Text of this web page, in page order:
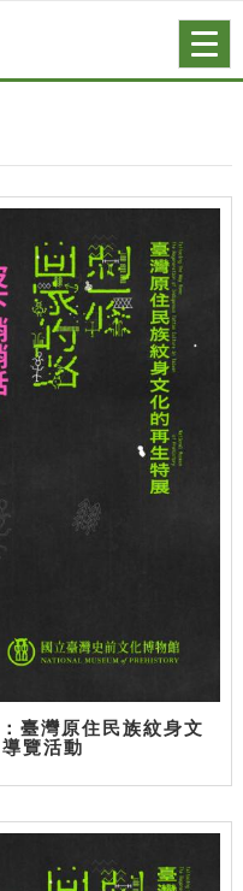
臺灣原住民族紋身文
覽活動